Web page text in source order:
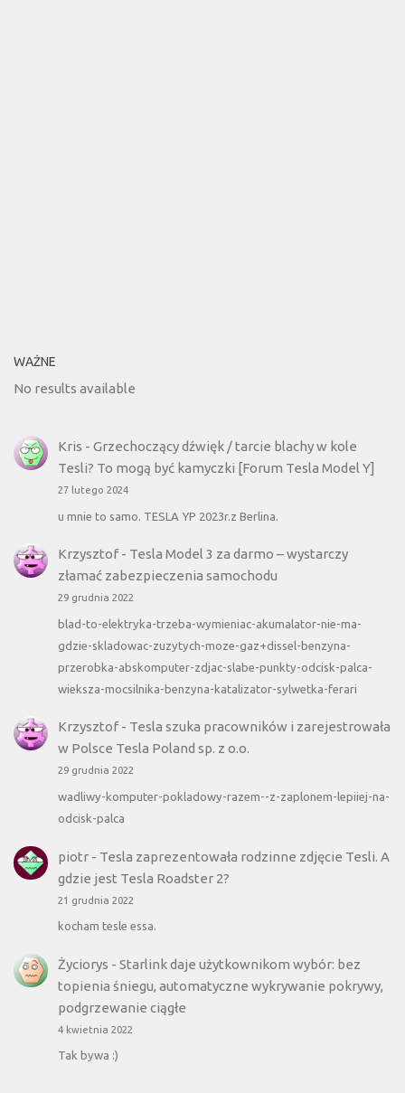
WAŻNE
No results available
Kris - Grzechoczący dźwięk / tarcie blachy w kole
Tesli? To mogą być kamyczki [Forum Tesla Model Y]
27 lutego 2024
u mnie to samo. TESLA YP 2023r.z Berlina.
Krzysztof- Tesla Model 3 za darmo – wystarczy
złamać zabezpieczenia samochodu
29 grudnia 2022
blad-to-elektryka-trzeba-wymieniac-akumalator-nie-ma-
gdzie-skladowac-zuzytych-moze-gaz+dissel-benzyna-
przerobka-abskomputer-zdjac-slabe-punkty-odcisk-palca-
wieksza-mocsilnika-benzyna-katalizator-sylwetka-ferari
Krzysztof- Tesla szuka pracowników i zarejestrowała
w Polsce Tesla Poland sp. z o.o.
29 grudnia 2022
wadliwy-komputer-pokladowy-razem--z-zaplonem-lepiiej-na-
odcisk-palca
piotr- Tesla zaprezentowała rodzinne zdjęcie Tesli. A
gdzie jest Tesla Roadster 2?
21 grudnia 2022
kocham tesle essa.
Życiorys - Starlink daje użytkownikom wybór: bez
topienia śniegu, automatyczne wykrywanie pokrywy,
podgrzewanie ciągłe
4 kwietnia 2022
Tak bywa :)